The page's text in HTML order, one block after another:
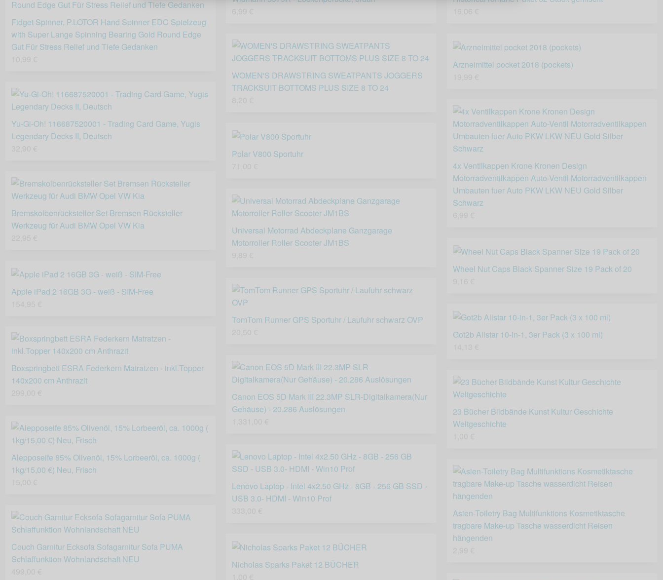
Fidget Spinner, P.LOTOR Hand Spinner EDC Spielzeug
with Super Lange Spinning Bearing Gold Round Edge
Gut Für Stress Relief und Tiefe Gedanken
WOMEN'S DRAWSTRING SWEATPANTS JOGGERS
TRACKSUIT BOTTOMS PLUS SIZE 8 TO 24
Arzneimittel pocket 2018 (pockets)
Yu-Gi-Oh! 116687520001 - Trading Card Game, Yugis
Legendary Decks II, Deutsch
4x Ventilkappen Krone Kronen Design
Motorradventilkappen Auto-Ventil Motorradventilkappen
Umbauten fuer Auto PKW LKW NEU Gold Silber
Schwarz
Polar V800 Sportuhr
Bremskolbenrücksteller Set Bremsen Rücksteller
Werkzeug für Audi BMW Opel VW Kia
Universal Motorrad Abdeckplane Ganzgarage
Motorroller Roller Scooter JM1BS
Wheel Nut Caps Black Spanner Size 19 Pack of 20
Apple iPad 2 16GB 3G - weiß - SIM-Free
TomTom Runner GPS Sportuhr / Laufuhr schwarz OVP
Got2b Allstar 10-in-1, 3er Pack (3 x 100 ml)
Boxspringbett ESRA Federkern Matratzen - inkl.Topper
140x200 cm Anthrazit
Canon EOS 5D Mark III 22.3MP SLR-Digitalkamera(Nur
Gehäuse) - 20.286 Auslösungen
23 Bücher Bildbände Kunst Kultur Geschichte
Weltgeschichte
Alepposeife 85% Olivenöl, 15% Lorbeeröl, ca. 1000g (
1kg/15,00 €) Neu, Frisch
Lenovo Laptop - Intel 4x2.50 GHz - 8GB - 256 GB SSD -
USB 3.0- HDMI - Win10 Prof
Asien-Toiletry Bag Multifunktions Kosmetiktasche
tragbare Make-up Tasche wasserdicht Reisen
hängenden
Couch Garnitur Ecksofa Sofagarnitur Sofa PUMA
Schlaffunktion Wohnlandschaft NEU
Nicholas Sparks Paket 12 BÜCHER